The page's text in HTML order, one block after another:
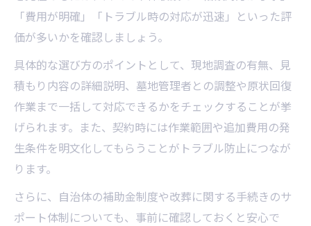
「費用が明確」「トラブル時の対応が迅速」といった評
価が多いかを確認しましょう。
具体的な選び方のポイントとして、現地調査の有無、見
積もり内容の詳細説明、墓地管理者との調整や原状回復
作業まで一括して対応できるかをチェックすることが挙
げられます。また、契約時には作業範囲や追加費用の発
生条件を明文化してもらうことがトラブル防止につなが
ります。
さらに、自治体の補助金制度や改葬に関する手続きのサ
ポート体制についても、事前に確認しておくと安心で